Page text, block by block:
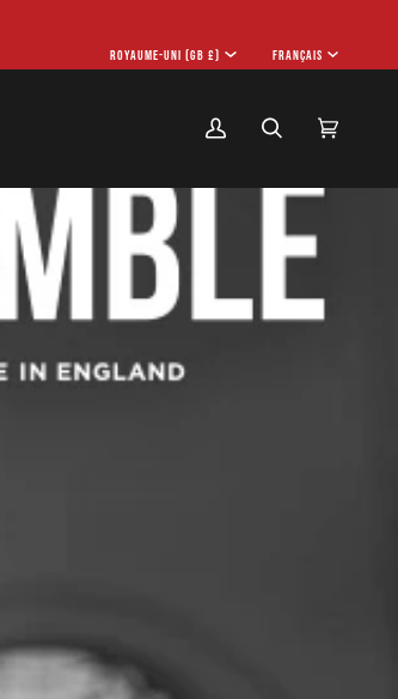
MONNAIE
ROYAUME-UNI (GB £) FRANÇAIS
Mon
RecherchePanier